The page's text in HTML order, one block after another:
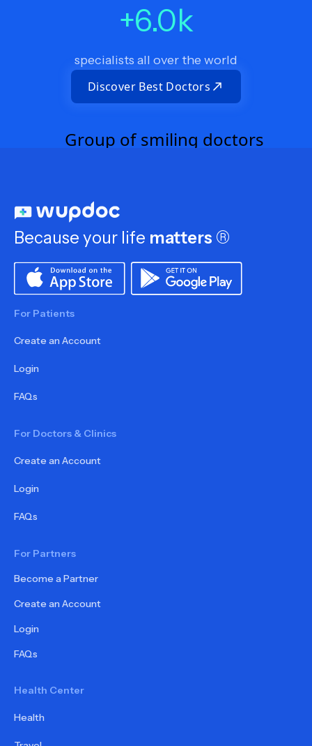
+6.0k
specialists all over the world
Discover Best Doctors
Because your life matters ®
For Patients
Create an Account
Login
FAQs
For Doctors & Clinics
Create an Account
Login
FAQs
For Partners
Become a Partner
Create an Account
Login
FAQs
Health Center
Health